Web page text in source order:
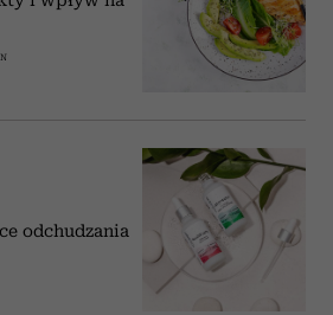
i analitycznym.
te informacje z innymi danymi
lub uzyskanymi podczas
odchudzania